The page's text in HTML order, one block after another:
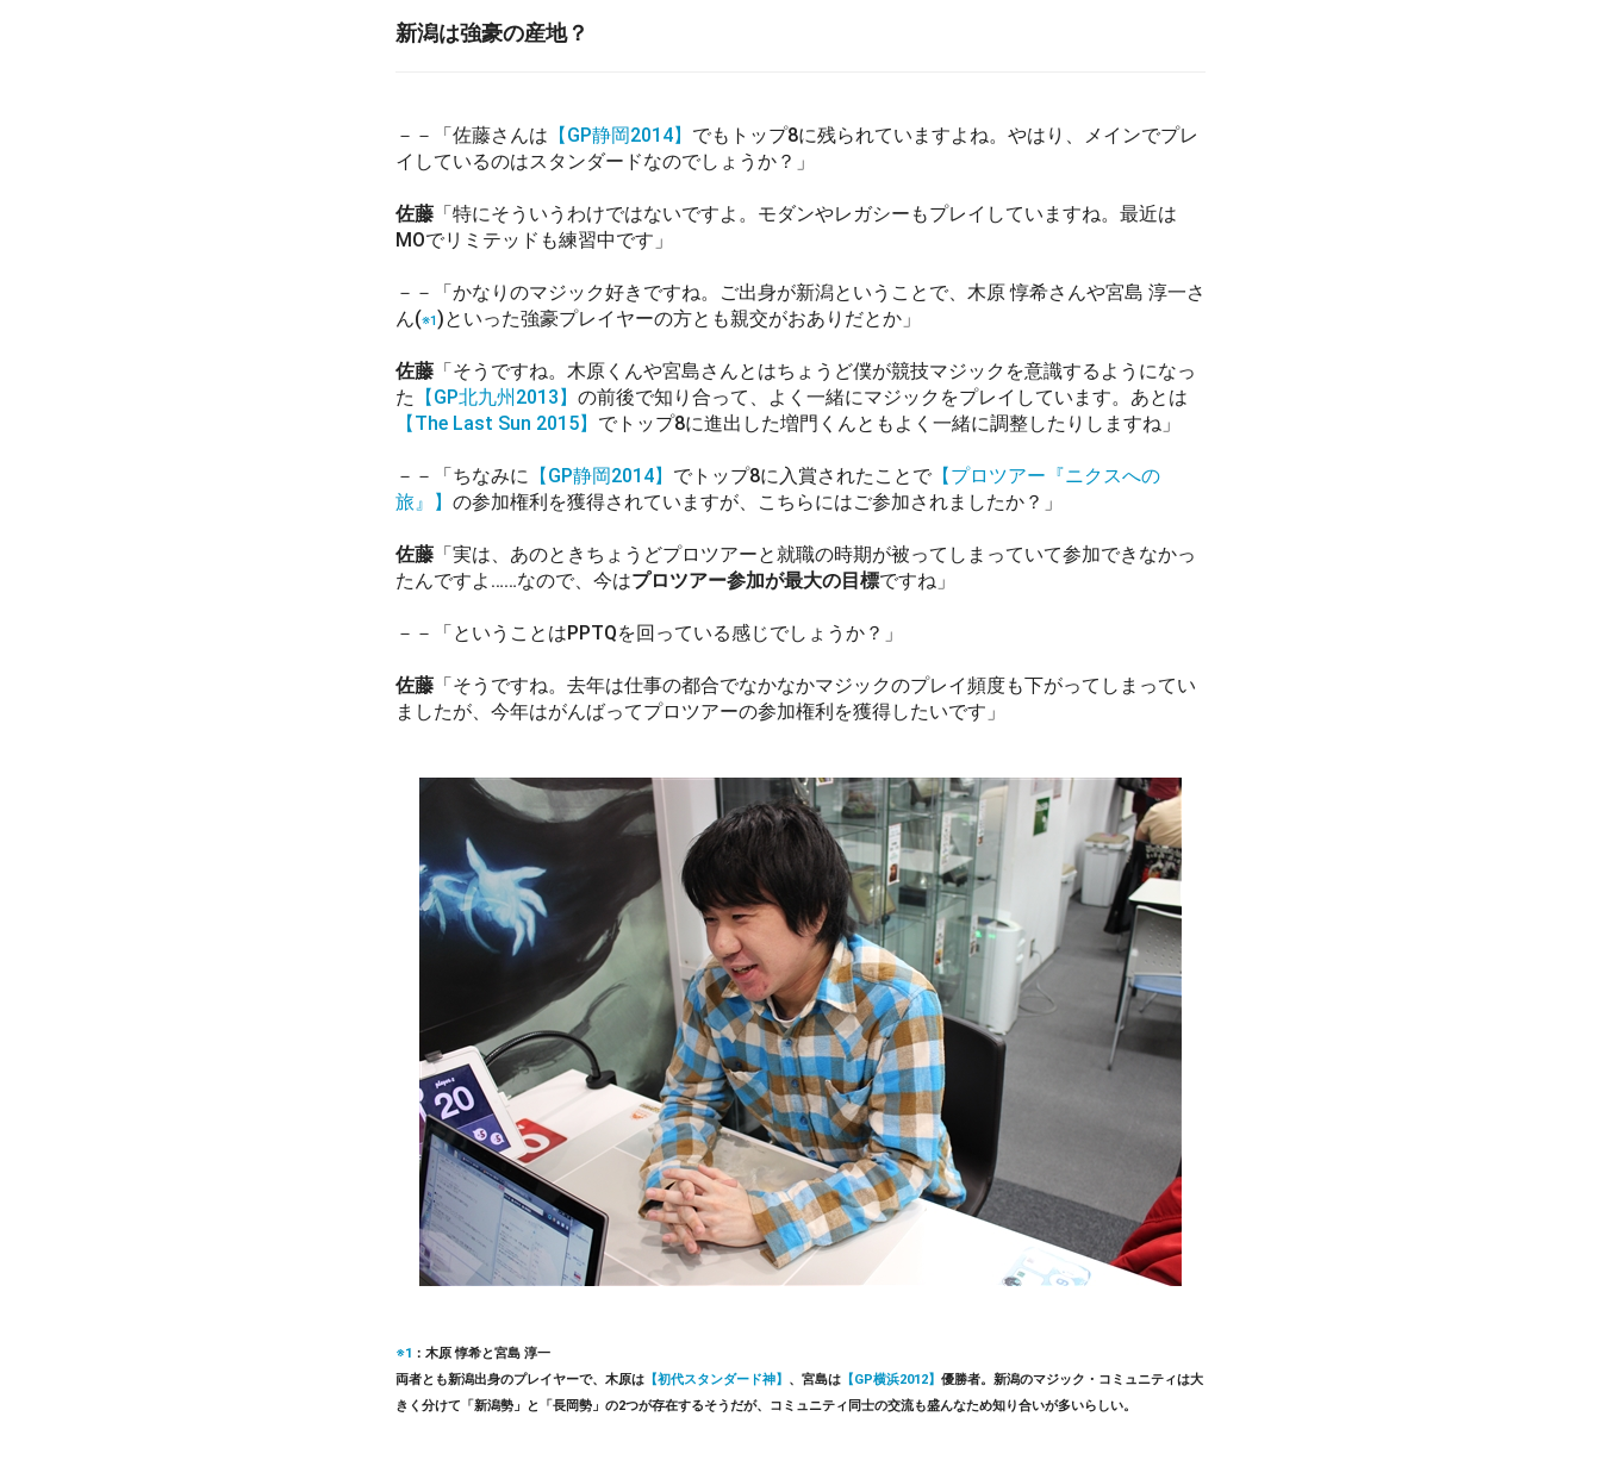
新潟は強豪の産地？
－－「佐藤さんは 【GP静岡2014】 でもトップ8に残られていますよね。やはり、メインでプレ
イしているのはスタンダードなのでしょうか？」
佐藤 「特にそういうわけではないですよ。モダンやレガシーもプレイしていますね。最近は
MOでリミテッドも練習中です」
－－「かなりのマジック好きですね。ご出身が新潟ということで、木原 惇希さんや宮島 淳一さ
ん(※1)といった強豪プレイヤーの方とも親交がおありだとか」
佐藤 「そうですね。木原くんや宮島さんとはちょうど僕が競技マジックを意識するようになっ
た
【GP北九州2013】 の前後で知り合って、よく一緒にマジックをプレイしています。あとは
【The Last Sun 2015】 でトップ8に進出した増門くんともよく一緒に調整したりしますね」
－－「ちなみに 【GP静岡2014】 でトップ8に入賞されたことで 【プロツアー『ニクスへの
旅』】 の参加権利を獲得されていますが、こちらにはご参加されましたか？」
佐藤 「実は、あのときちょうどプロツアーと就職の時期が被ってしまっていて参加できなかっ
たんですよ……なので、今はプロツアー参加が最大の目標ですね」
－－「ということはPPTQを回っている感じでしょうか？」
佐藤 「そうですね。去年は仕事の都合でなかなかマジックのプレイ頻度も下がってしまってい
ましたが、今年はがんばってプロツアーの参加権利を獲得したいです」
※1 ：木原 惇希と宮島 淳一
両者とも新潟出身のプレイヤーで、木原は 【初代スタンダード神】 、宮島は 【GP横浜2012】 優勝者。新潟のマジック・コミュニティは大
きく分けて「新潟勢」と「長岡勢」の2つが存在するそうだが、コミュニティ同士の交流も盛んなため知り合いが多いらしい。